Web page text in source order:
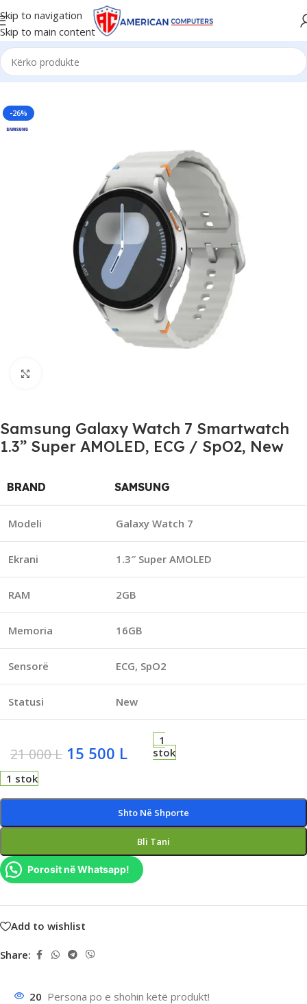
Skip to navigation
Skip to main content
Kreu/Aksesorë/Smartwatch
-26%
Samsung Galaxy Watch 7 Smartwatch
1.3” Super AMOLED, ECG / SpO2, New
BRAND SAMSUNG
Modeli Galaxy Watch 7
Ekrani 1.3″ Super AMOLED
RAM 2GB
Memoria 16GB
Sensorë ECG, SpO2
Statusi New
21 000L 15 500 L
1
stok
1 stok
Shto Në Shporte
Bli Tani
Porosit në Whatsapp!
Add to wishlist
Share:
20 Persona po e shohin këtë produkt!